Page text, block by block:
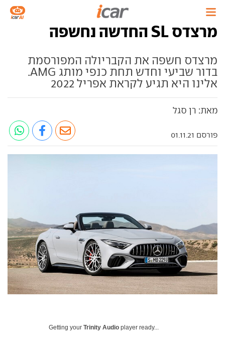
מרצדס SL החדשה נחשפה
מרצדס חשפה את הקבריולה המפורסמת
בדור שביעי וחדש תחת כנפי מותג AMG.
אלינו היא תגיע לקראת אפריל 2022
מאת: רן סגל
פורסם 01.11.21
Getting your Trinity Audio player ready...